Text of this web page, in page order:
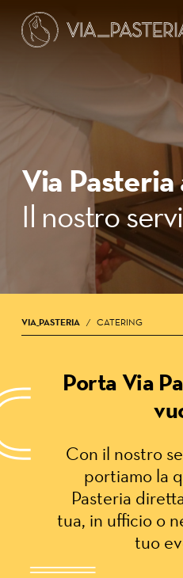
Via Pasteria
Il nostro
VIA_PASTERIA / CATERING
Porta Via
Con il nostro
portiamo la
Pasteria
tua, in ufficio o
tuo